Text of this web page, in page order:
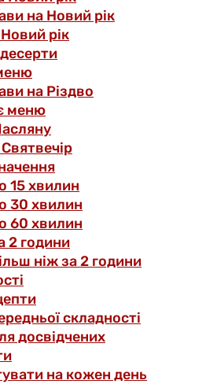
на Новий рік
рік
на Різдво
меню
15 хвилин
30 хвилин
60 хвилин
2 години
ніж за 2 години
складності
досвідчених
на кожен день